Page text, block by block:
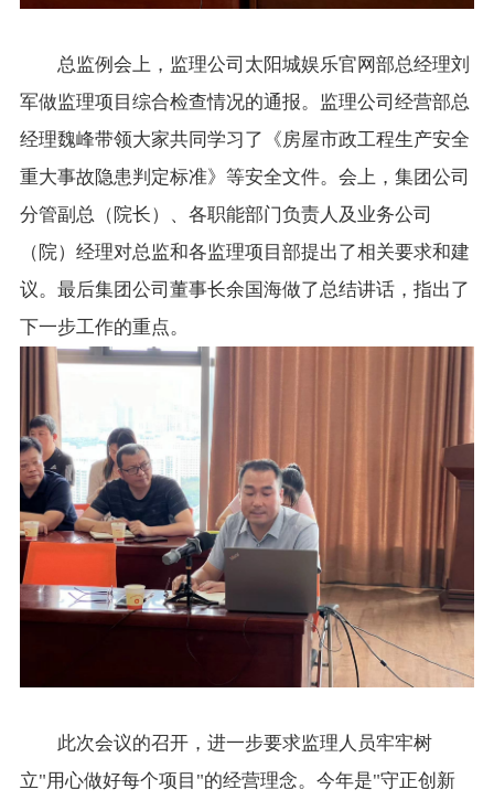
总监例会上，监理公司太阳城娱乐官网部总经理刘
军做监理项目综合检查情况的通报。监理公司经营部总
经理魏峰带领大家共同学习了《房屋市政工程生产安全
重大事故隐患判定标准》等安全文件。会上，集团公司
分管副总（院长）、各职能部门负责人及业务公司
（院）经理对总监和各监理项目部提出了相关要求和建
议。最后集团公司董事长余国海做了总结讲话，指出了
下一步工作的重点。
此次会议的召开，进一步要求监理人员牢牢树
立"用心做好每个项目"的经营理念。今年是"守正创新